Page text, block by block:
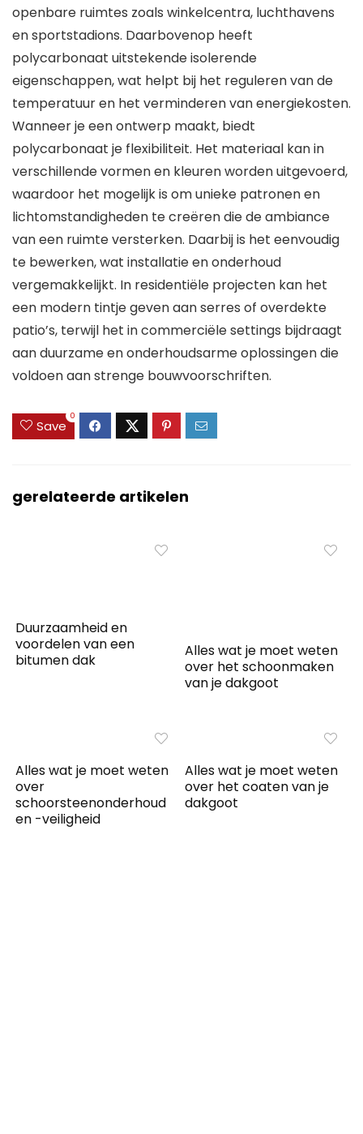
openbare ruimtes zoals winkelcentra, luchthavens
en sportstadions. Daarbovenop heeft
polycarbonaat uitstekende isolerende
eigenschappen, wat helpt bij het reguleren van de
temperatuur en het verminderen van energiekosten.
Wanneer je een ontwerp maakt, biedt
polycarbonaat je flexibiliteit. Het materiaal kan in
verschillende vormen en kleuren worden uitgevoerd,
waardoor het mogelijk is om unieke patronen en
lichtomstandigheden te creëren die de ambiance
van een ruimte versterken. Daarbij is het eenvoudig
te bewerken, wat installatie en onderhoud
vergemakkelijkt. In residentiële projecten kan het
een modern tintje geven aan serres of overdekte
patio’s, terwijl het in commerciële settings bijdraagt
aan duurzame en onderhoudsarme oplossingen die
voldoen aan strenge bouwvoorschriften.
Save
0
gerelateerde artikelen
Duurzaamheid en
voordelen van een
bitumen dak
Alles wat je moet weten
over het schoonmaken
van je dakgoot
Alles wat je moet weten
over
schoorsteenonderhoud
en -veiligheid
Alles wat je moet weten
over het coaten van je
dakgoot